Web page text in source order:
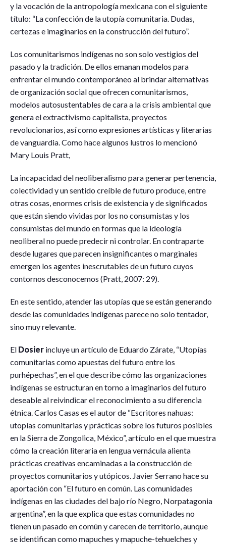
y la vocación de la antropología mexicana con el siguiente
título: “La confección de la utopía comunitaria. Dudas,
certezas e imaginarios en la construcción del futuro”.
Los comunitarismos indígenas no son solo vestigios del
pasado y la tradición. De ellos emanan modelos para
enfrentar el mundo contemporáneo al brindar alternativas
de organización social que ofrecen comunitarismos,
modelos autosustentables de cara a la crisis ambiental que
genera el extractivismo capitalista, proyectos
revolucionarios, así como expresiones artísticas y literarias
de vanguardia. Como hace algunos lustros lo mencionó
Mary Louis Pratt,
La incapacidad del neoliberalismo para generar pertenencia,
colectividad y un sentido creíble de futuro produce, entre
otras cosas, enormes crisis de existencia y de significados
que están siendo vividas por los no consumistas y los
consumistas del mundo en formas que la ideología
neoliberal no puede predecir ni controlar. En contraparte
desde lugares que parecen insignificantes o marginales
emergen los agentes inescrutables de un futuro cuyos
contornos desconocemos (Pratt, 2007: 29).
En este sentido, atender las utopías que se están generando
desde las comunidades indígenas parece no solo tentador,
sino muy relevante.
El Dosier incluye un artículo de Eduardo Zárate, “Utopías
comunitarias como apuestas del futuro entre los
purhépechas”, en el que describe cómo las organizaciones
indígenas se estructuran en torno a imaginarios del futuro
deseable al reivindicar el reconocimiento a su diferencia
étnica. Carlos Casas es el autor de “Escritores nahuas:
utopías comunitarias y prácticas sobre los futuros posibles
en la Sierra de Zongolica, México”, artículo en el que muestra
cómo la creación literaria en lengua vernácula alienta
prácticas creativas encaminadas a la construcción de
proyectos comunitarios y utópicos. Javier Serrano hace su
aportación con “El futuro en común. Las comunidades
indígenas en las ciudades del bajo río Negro, Norpatagonia
argentina”, en la que explica que estas comunidades no
tienen un pasado en común y carecen de territorio, aunque
se identifican como mapuches y mapuche-tehuelches y